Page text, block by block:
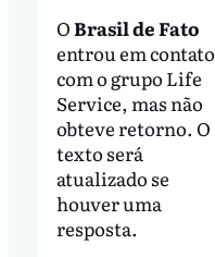
OBrasil de Fato
entrou em contato
com o grupo Life
Service, mas não
obteve retorno. O
texto será
atualizado se
houver uma
resposta.